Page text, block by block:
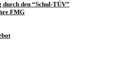
durch den “Schul-TÜV”
FMG